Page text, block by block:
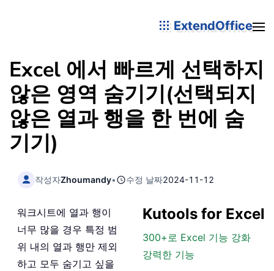
ExtendOffice
Excel 에서 빠르게 선택하지
않은 영역 숨기기(선택되지
않은 열과 행을 한 번에 숨
기기)
작성자Zhoumandy• 수정 날짜2024-11-12
Kutools for Excel
300+로 Excel 기능 강화
강력한 기능
워크시트에 열과 행이
너무 많을 경우 특정 범
위 내의 열과 행만 제외
하고 모두 숨기고 싶을